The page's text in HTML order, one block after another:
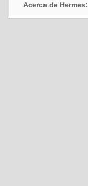
Acerca de Hermes: